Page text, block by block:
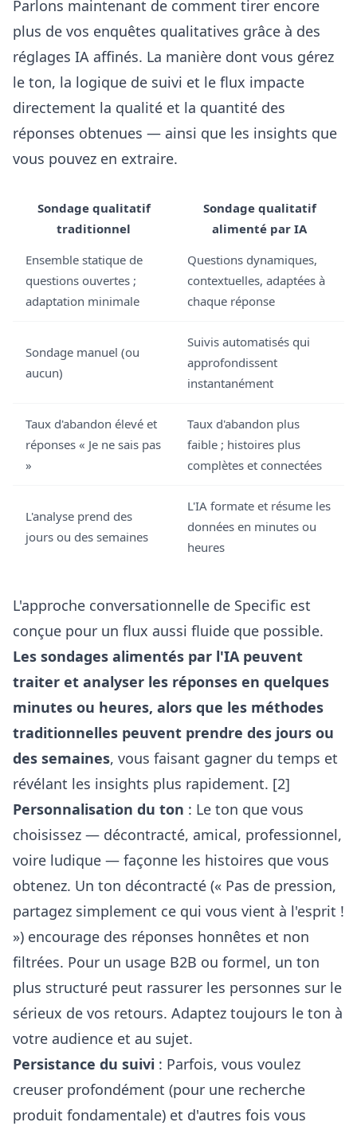
Parlons maintenant de comment tirer encore
plus de vos enquêtes qualitatives grâce à des
réglages IA affinés. La manière dont vous gérez
le ton, la logique de suivi et le flux impacte
directement la qualité et la quantité des
réponses obtenues — ainsi que les insights que
vous pouvez en extraire.
Sondage qualitatif
traditionnel
Sondage qualitatif
alimenté par IA
Ensemble statique de
questions ouvertes ;
adaptation minimale
Questions dynamiques,
contextuelles, adaptées à
chaque réponse
Sondage manuel (ou
aucun)
Suivis automatisés qui
approfondissent
instantanément
Taux d'abandon élevé et
réponses « Je ne sais pas
»
Taux d'abandon plus
faible ; histoires plus
complètes et connectées
L'analyse prend des
jours ou des semaines
L'IA formate et résume les
données en minutes ou
heures
L'approche conversationnelle de Specific est
conçue pour un flux aussi fluide que possible.
Les sondages alimentés par l'IA peuvent
traiter et analyser les réponses en quelques
minutes ou heures, alors que les méthodes
traditionnelles peuvent prendre des jours ou
des semaines, vous faisant gagner du temps et
révélant les insights plus rapidement. [2]
Personnalisation du ton : Le ton que vous
choisissez — décontracté, amical, professionnel,
voire ludique — façonne les histoires que vous
obtenez. Un ton décontracté (« Pas de pression,
partagez simplement ce qui vous vient à l'esprit !
») encourage des réponses honnêtes et non
filtrées. Pour un usage B2B ou formel, un ton
plus structuré peut rassurer les personnes sur le
sérieux de vos retours. Adaptez toujours le ton à
votre audience et au sujet.
Persistance du suivi : Parfois, vous voulez
creuser profondément (pour une recherche
produit fondamentale) et d'autres fois vous